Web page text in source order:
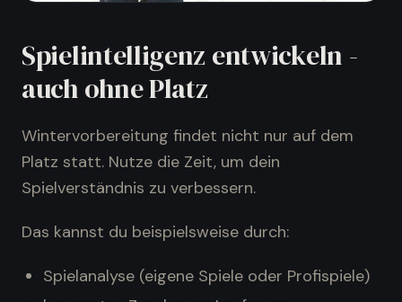
Spielintelligenz entwickeln -
auch ohne Platz
Wintervorbereitung findet nicht nur auf dem
Platz statt. Nutze die Zeit, um dein
Spielverständnis zu verbessern.
Das kannst du beispielsweise durch:
Spielanalyse (eigene Spiele oder Profispiele)